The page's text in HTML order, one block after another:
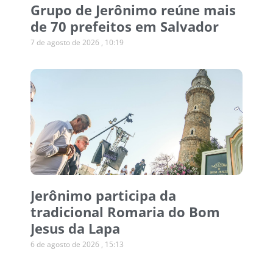
Grupo de Jerônimo reúne mais
de 70 prefeitos em Salvador
7 de agosto de 2026 10:19
Jerônimo participa da
tradicional Romaria do Bom
Jesus da Lapa
6 de agosto de 2026 15:13